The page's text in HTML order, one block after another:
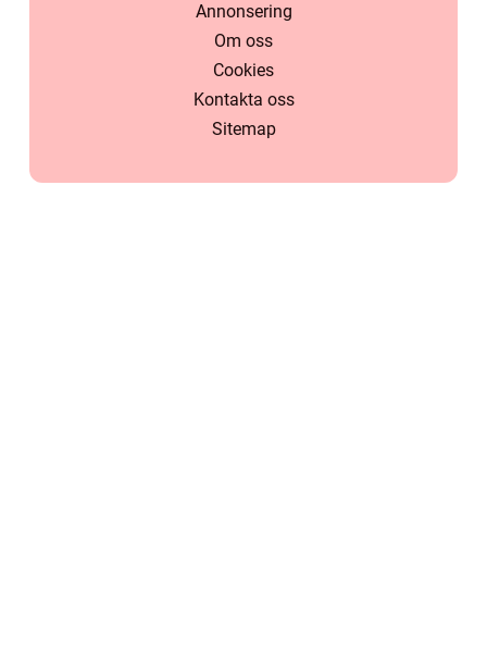
Annonsering
Om oss
Cookies
Kontakta oss
Sitemap